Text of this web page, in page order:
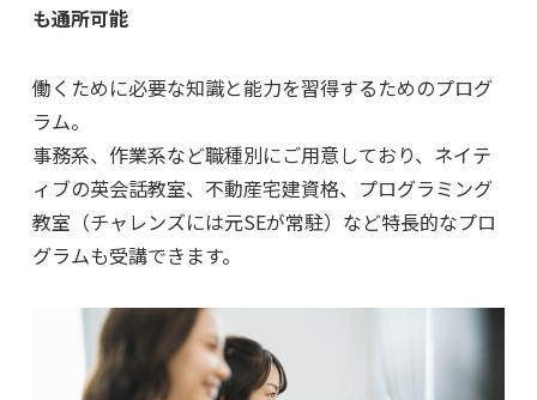
も通所可能
働くために必要な知識と能力を習得するためのプログ
ラム。
事務系、作業系など職種別にご用意しており、ネイテ
ィブの英会話教室、不動産宅建資格、 プログラミング
教室（チャレンズには元SEが常駐）など特長的なプロ
グラムも受講できます。